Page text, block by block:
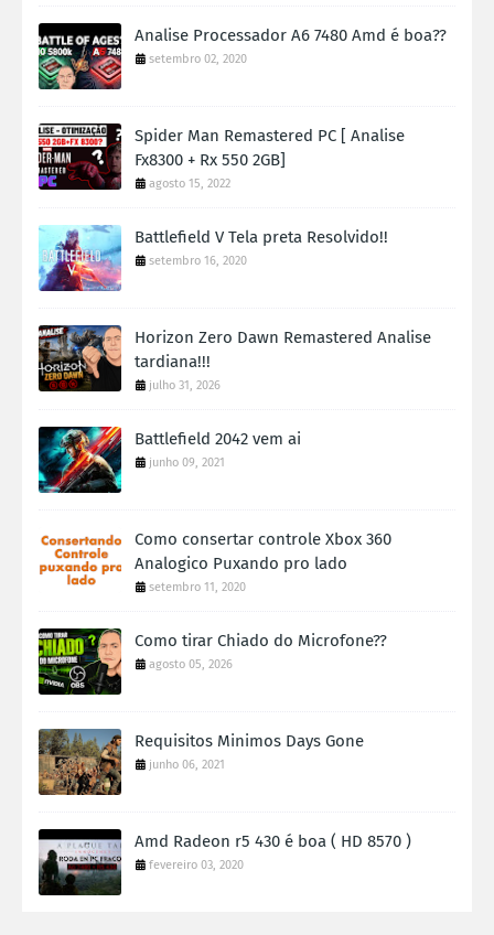
Analise Processador A6 7480 Amd é boa??
setembro 02, 2020
Spider Man Remastered PC [ Analise
Fx8300 + Rx 550 2GB]
agosto 15, 2022
Battlefield V Tela preta Resolvido!!
setembro 16, 2020
Horizon Zero Dawn Remastered Analise
tardiana!!!
julho 31, 2026
Battlefield 2042 vem ai
junho 09, 2021
Como consertar controle Xbox 360
Analogico Puxando pro lado
setembro 11, 2020
Como tirar Chiado do Microfone??
agosto 05, 2026
Requisitos Minimos Days Gone
junho 06, 2021
Amd Radeon r5 430 é boa ( HD 8570 )
fevereiro 03, 2020